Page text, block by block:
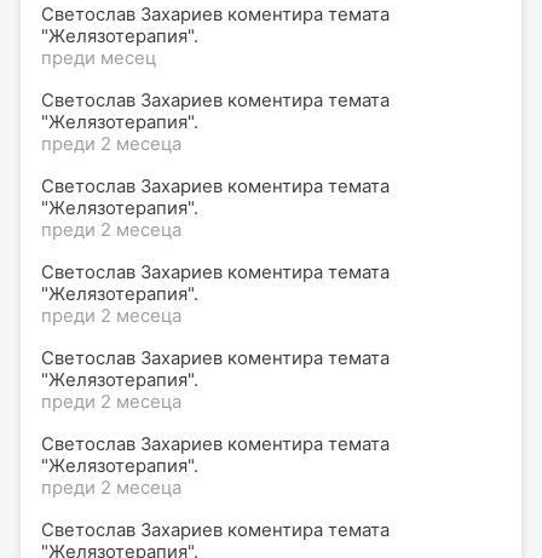
Светослав Захариев коментира темата
"Желязотерапия".
преди месец
Светослав Захариев коментира темата
"Желязотерапия".
преди 2 месеца
Светослав Захариев коментира темата
"Желязотерапия".
преди 2 месеца
Светослав Захариев коментира темата
"Желязотерапия".
преди 2 месеца
Светослав Захариев коментира темата
"Желязотерапия".
преди 2 месеца
Светослав Захариев коментира темата
"Желязотерапия".
преди 2 месеца
Светослав Захариев коментира темата
"Желязотерапия".